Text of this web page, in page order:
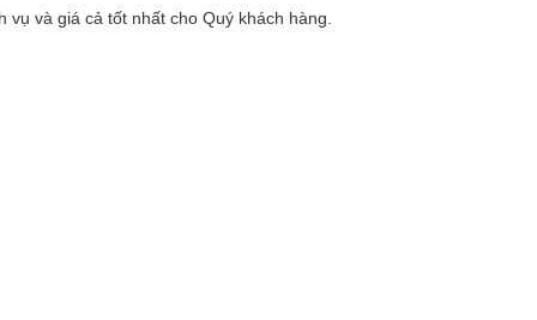
và giá cả tốt nhất cho Quý khách hàng.